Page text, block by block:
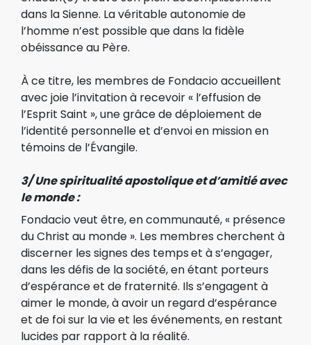
dans la Sienne. La véritable autonomie de
l’homme n’est possible que dans la fidèle
obéissance au Père.
À ce titre, les membres de Fondacio accueillent
avec joie l’invitation à recevoir « l’effusion de
l’Esprit Saint », une grâce de déploiement de
l’identité personnelle et d’envoi en mission en
témoins de l’Évangile.
3/ Une spiritualité apostolique et d’amitié avec
le monde:
Fondacio veut être, en communauté, « présence
du Christ au monde ». Les membres cherchent à
discerner les signes des tempset à s’engager,
dans les défis de la société, en étant porteurs
d’espérance et de fraternité. Ils s’engagent à
aimer le monde, à avoir un regard d’espérance
et de foi sur la vie et les événements, en restant
lucides par rapport à la réalité.